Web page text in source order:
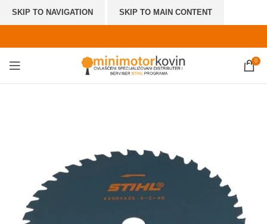
SKIP TO NAVIGATION SKIP TO MAIN CONTENT
0